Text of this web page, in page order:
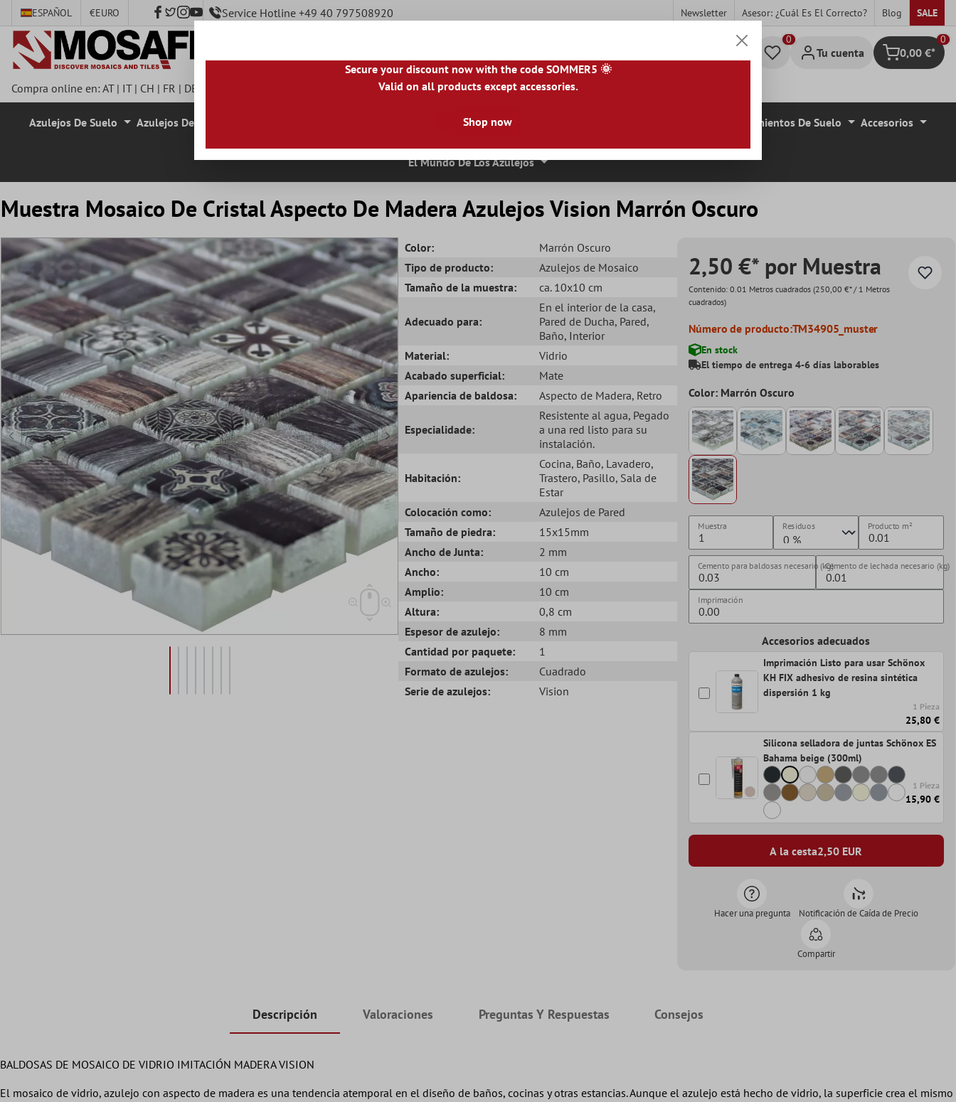
principal
ESPAÑOL €EURO Service Hotline +49 40 797508920 Newsletter Asesor: ¿cuál Es El Correcto? Blog SALE
Tu cuenta Cesta
0
0,00 €*
Compra online en:AT| IT| CH | FR | DE PL|PT|FI| GR|RO|NO|HU |BG|HR|LU
Azulejos De Suelo Azulejos De Pared Azulejos De Piedra Natural Losas Para Terrazas Revestimientos De Suelo Accesorios
El Mundo De Los Azulejos
Muestra Mosaico De Cristal Aspecto De Madera Azulejos Vision Marrón Oscuro
Color:
Marrón Oscuro
Tipo de producto:
Azulejos de Mosaico
Tamaño de la muestra:
ca. 10x10 cm
Adecuado para:
En el interior de la casa,
Pared de Ducha, Pared,
Baño, Interior
Material:
Vidrio
Acabado superficial:
Mate
Apariencia de baldosa:
Aspecto de Madera, Retro
Especialidade:
Resistente al agua, Pegado
a una red listo para su
instalación.
Habitación:
Cocina, Baño, Lavadero,
Trastero, Pasillo, Sala de
Estar
Colocación como:
Azulejos de Pared
Tamaño de piedra:
15x15mm
Ancho de Junta:
2 mm
Ancho:
10 cm
Amplio:
10 cm
Altura:
0,8 cm
Espesor de azulejo:
8 mm
Cantidad por paquete:
1
Formato de azulejos:
Cuadrado
Serie de azulejos:
Vision
2,50 €* por Muestra
Contenido: 0.01 Metros cuadrados (250,00 €* / 1 Metros
cuadrados)
Número de producto:TM34905_muster
En stock
El tiempo de entrega 4-6 días laborables
Color: Marrón Oscuro
Muestra Residuos Producto m²
Cemento para baldosas necesario (kg)Cemento de lechada necesario (kg)
Imprimación
Accesorios adecuados
Imprimación Listo para usar Schönox
KH FIX adhesivo de resina sintética
dispersión 1 kg
1 Pieza
25,80 €
Silicona selladora de juntas Schönox ES
Bahama beige (300ml)
1 Pieza
15,90 €
A la cesta2,50 EUR
Hacer una pregunta Notificación de Caída de Precio
Compartir
Descripción Valoraciones Preguntas Y Respuestas Consejos
BALDOSAS DE MOSAICO DE VIDRIO IMITACIÓN MADERA VISION
El mosaico de vidrio, azulejo con aspecto de madera es una tendencia atemporal en el diseño de baños, cocinas y otras estancias. Aunque el azulejo está hecho de vidrio, la superficie crea el mismo
Secure your discount now with the code SOMMER5 🌞
Valid on all products except accessories.
Shop now